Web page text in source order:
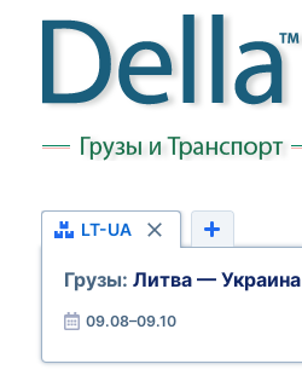
LT-UA
Грузы: Литва — Украина
09.08–09.10